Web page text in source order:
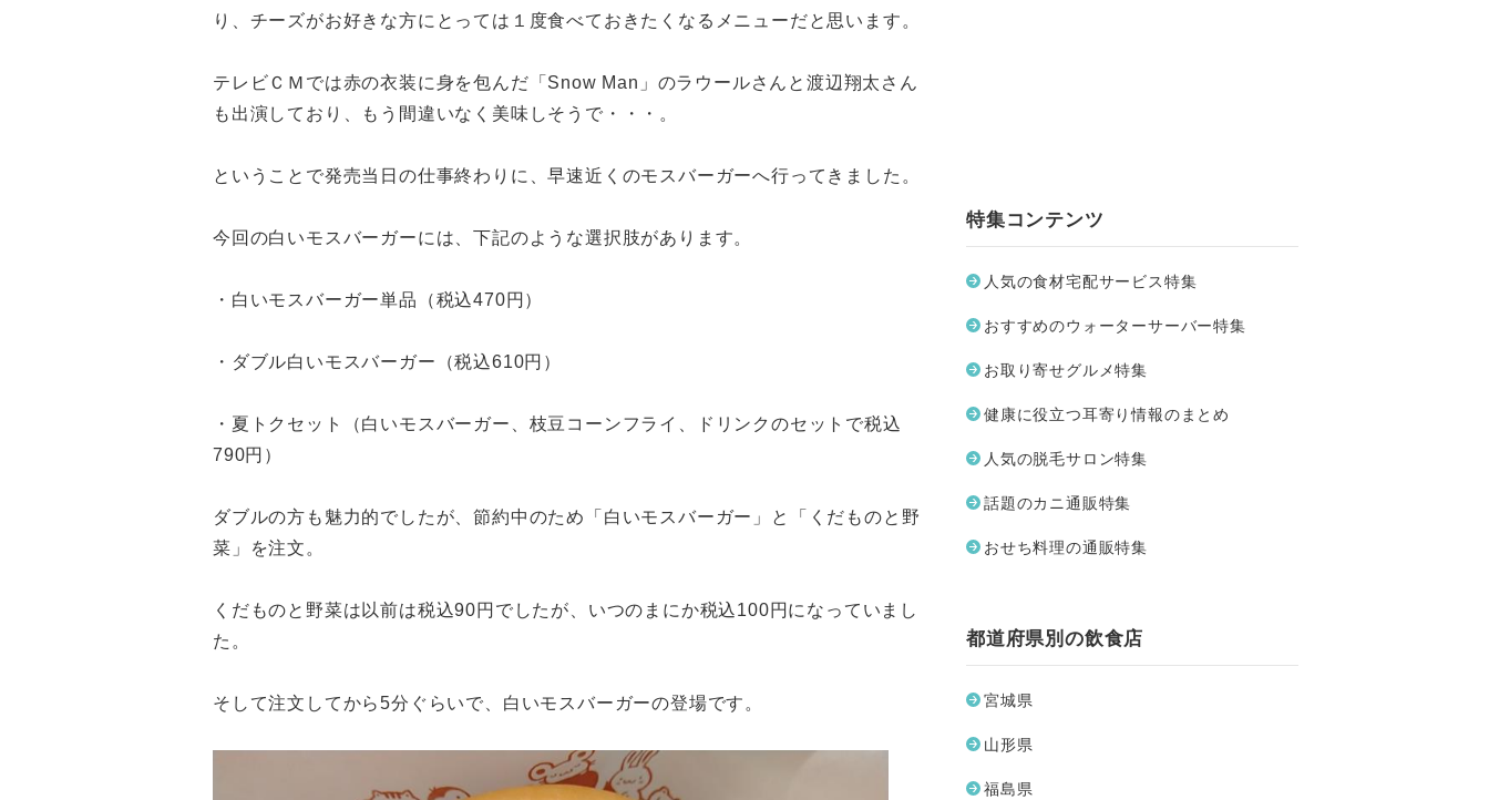
り、チーズがお好きな方にとっては１度食べておきたくなるメニューだと思います。
テレビＣＭでは赤の衣装に身を包んだ「Snow Man」のラウールさんと渡辺翔太さん
も出演しており、もう間違いなく美味しそうで・・・。
ということで発売当日の仕事終わりに、早速近くのモスバーガーへ行ってきました。
今回の白いモスバーガーには、下記のような選択肢があります。
・白いモスバーガー単品（税込470円）
・ダブル白いモスバーガー（税込610円）
・夏トクセット（白いモスバーガー、枝豆コーンフライ、ドリンクのセットで税込
790円）
ダブルの方も魅力的でしたが、節約中のため「白いモスバーガー」と「くだものと野
菜」を注文。
くだものと野菜は以前は税込90円でしたが、いつのまにか税込100円になっていまし
た。
そして注文してから5分ぐらいで、白いモスバーガーの登場です。
特集コンテンツ
人気の食材宅配サービス特集
おすすめのウォーターサーバー特集
お取り寄せグルメ特集
健康に役立つ耳寄り情報のまとめ
人気の脱毛サロン特集
話題のカニ通販特集
おせち料理の通販特集
都道府県別の飲食店
宮城県
山形県
福島県